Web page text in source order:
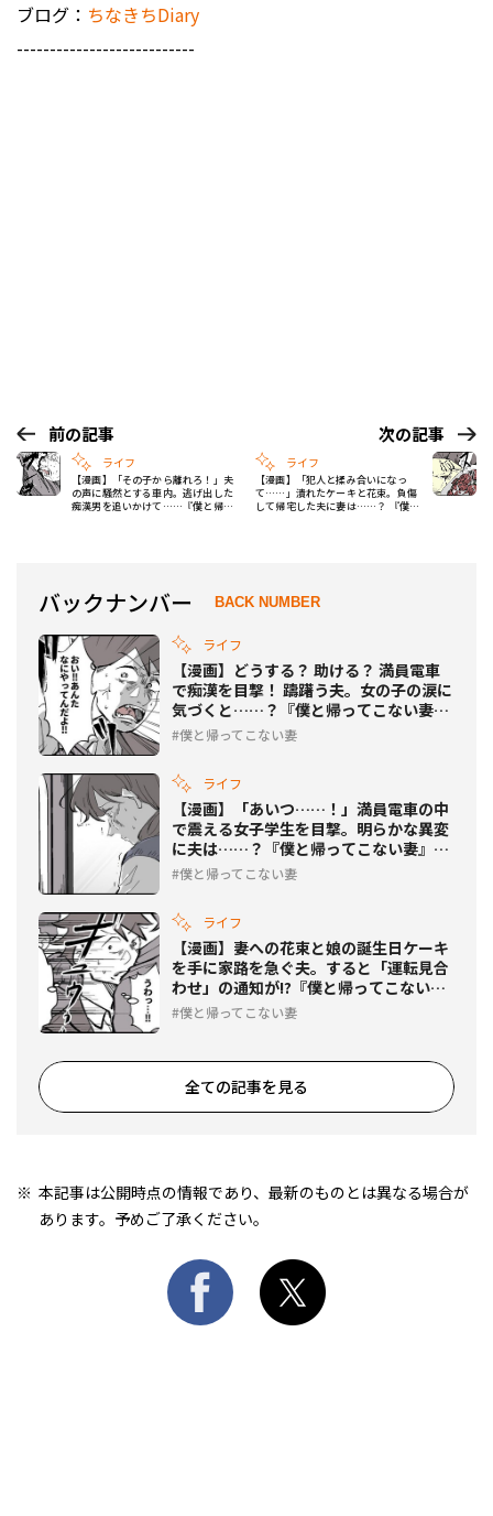
ブログ： ちなきちDiary
---------------------------
前の記事
ライフ
【漫画】「その子から離れろ！」夫
の声に騒然とする車内。逃げ出した
痴漢男を追いかけて……『僕と帰っ
次の記事
ライフ
【漫画】「犯人と揉み合いになっ
て……」潰れたケーキと花束。負傷
して帰宅した夫に妻は……？ 『僕と
バックナンバー BACK NUMBER
ライフ
【漫画】どうする？ 助ける？ 満員電車
で痴漢を目撃！ 躊躇う夫。女の子の涙に
気づくと……？『僕と帰ってこない妻』
#542
僕と帰ってこない妻
ライフ
【漫画】「あいつ……！」満員電車の中
で震える女子学生を目撃。明らかな異変
に夫は……？『僕と帰ってこない妻』
#541
僕と帰ってこない妻
ライフ
【漫画】妻への花束と娘の誕生日ケーキ
を手に家路を急ぐ夫。すると「運転見合
わせ」の通知が!?『僕と帰ってこない
妻』#540
僕と帰ってこない妻
全ての記事を見る
本記事は公開時点の情報であり、最新のものとは異なる場合が
あります。予めご了承ください。